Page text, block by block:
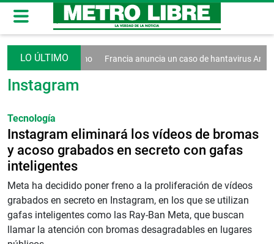
contra el turismo Francia anuncia un caso de hantavirus Andes
Instagram
Tecnología
Instagram eliminará los vídeos de bromas
y acoso grabados en secreto con gafas
inteligentes
Meta ha decidido poner freno a la proliferación de vídeos
grabados en secreto en Instagram, en los que se utilizan
gafas inteligentes como las Ray-Ban Meta, que buscan
llamar la atención con bromas desagradables en lugares